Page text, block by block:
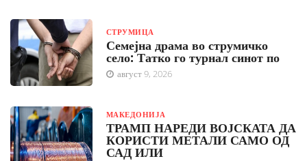
СТРУМИЦА
Семејна драма во струмичко
село: Татко го турнал синот по
август 9, 2026
МАКЕДОНИЈА
ТРАМП НАРЕДИ ВОЈСКАТА ДА
КОРИСТИ МЕТАЛИ САМО ОД
САД ИЛИ